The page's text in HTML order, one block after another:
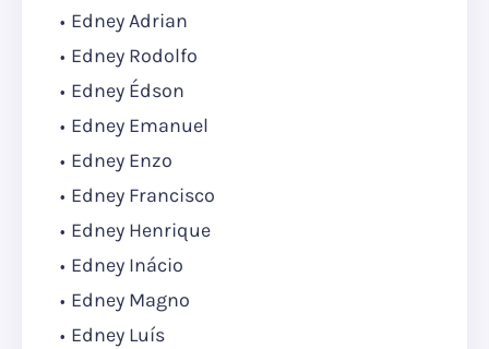
Edney Adrian
Edney Rodolfo
Edney Édson
Edney Emanuel
Edney Enzo
Edney Francisco
Edney Henrique
Edney Inácio
Edney Magno
Edney Luís